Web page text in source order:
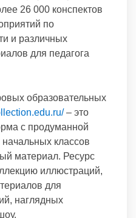
26 000 конспектов
по
и различных
для педагога
образовательных
– это
с продуманной
начальных классов
материал. Ресурс
иллюстраций,
для
наглядных